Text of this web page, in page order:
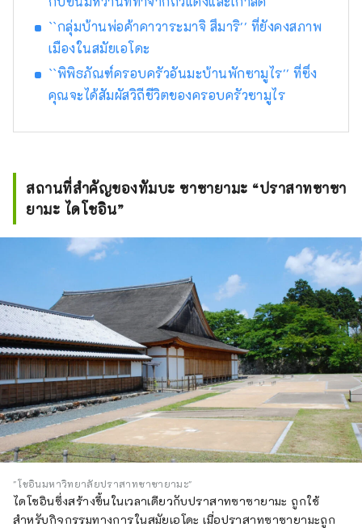
``กลุ่มบ้านพ่อค้าคาวาระมาจิ สึมาริ'' ที่ยังคงสภาพ
เมืองในสมัยเอโดะ
``พิพิธภัณฑ์ครอบครัวอันมะบ้านพักซามูไร'' ที่ซึ่ง
คุณจะได้สัมผัสวิถีชีวิตของครอบครัวซามูไร
สถานที่สำคัญของทัมบะ ซาซายามะ “ปราสาทซาซา
ยามะ ไดโชอิน”
"โชอินมหาวิทยาลัยปราสาทซาซายามะ"
ไดโชอินซึ่งสร้างขึ้นในเวลาเดียวกับปราสาทซาซายามะ ถูกใช้
สำหรับกิจกรรมทางการในสมัยเอโดะ เมื่อปราสาทซาซายามะถูก